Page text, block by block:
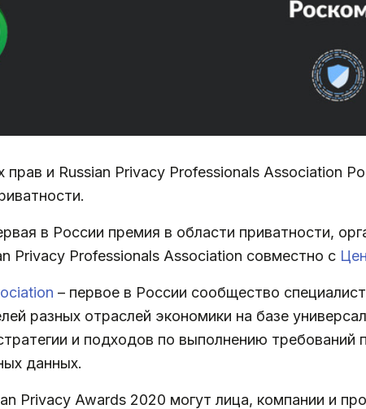
и Russian Privacy Professionals Association
в России премия в области приватности,
Privacy Professionals Association совместно с
– первое в России сообщество
разных отраслей экономики на базе
и подходов по выполнению требований
данных.
Privacy Awards 2020 могут лица, компании и